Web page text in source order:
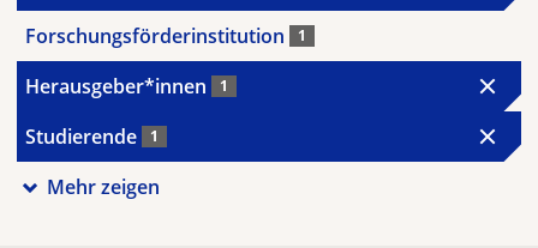
Forschungsförderinstitution 1
Herausgeber*innen 1
Studierende 1
Mehr zeigen